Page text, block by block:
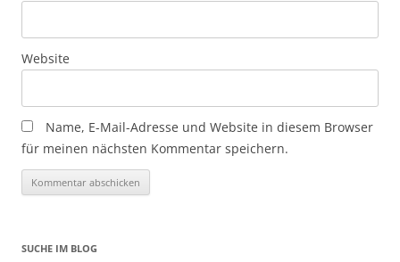
Website
Name, E-Mail-Adresse und Website in diesem Browser
für meinen nächsten Kommentar speichern.
SUCHE IM BLOG